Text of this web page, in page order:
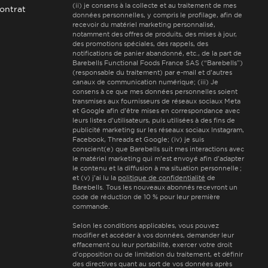
(ii) je consens à la collecte et au traitement de mes
données personnelles, y compris le profilage, afin de
recevoir du matériel marketing personnalisé,
notamment des offres de produits, des mises à jour,
des promotions spéciales, des rappels, des
notifications de panier abandonné, etc., de la part de
Barebells Functional Foods France SAS (“Barebells”)
(responsable du traitement) par e-mail et d’autres
canaux de communication numérique; (iii) Je
consens à ce que mes données personnelles soient
transmises aux fournisseurs de réseaux sociaux Meta
et Google afin d’être mises en correspondance avec
leurs listes d’utilisateurs, puis utilisées à des fins de
publicité marketing sur les réseaux sociaux Instagram,
Facebook, Threads et Google; (iv) je suis
conscient(e) que Barebells suit mes interactions avec
le matériel marketing qui m’est envoyé afin d’adapter
le contenu et la diffusion à ma situation personnelle ;
et (v) j’ai lu la politique de confidentialité de
Barebells. Tous les nouveaux abonnés recevront un
code de réduction de 10 % pour leur première
commande.
Selon les conditions applicables, vous pouvez
modifier et accéder à vos données, demander leur
effacement ou leur portabilité, exercer votre droit
d’opposition ou de limitation du traitement, et définir
des directives quant au sort de vos données après